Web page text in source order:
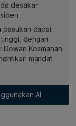
desakan
pasukan dapat
dengan
Dewan Keamanan
mandat
AI